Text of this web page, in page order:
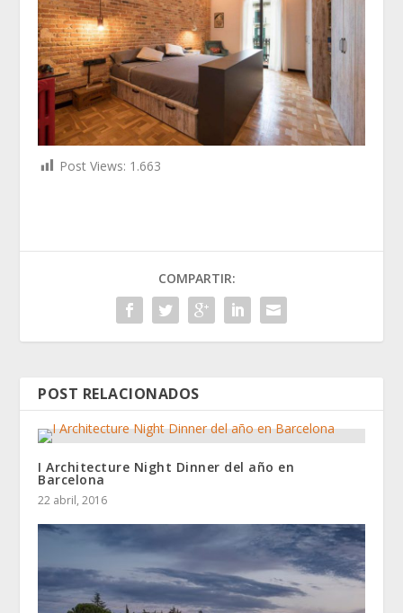
Post Views: 1.663
COMPARTIR:
POST RELACIONADOS
I Architecture Night Dinner del año en
Barcelona
22 abril, 2016